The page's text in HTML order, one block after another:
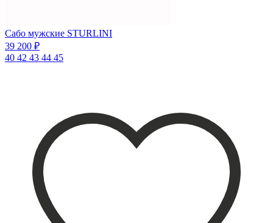
Сабо мужские STURLINI
39 200 ₽
40 42 43 44 45